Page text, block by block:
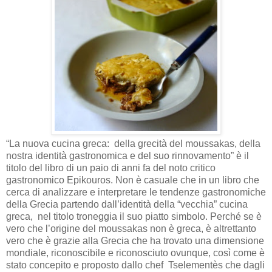
“La nuova cucina greca: della grecità del moussakas, della
nostra identità gastronomica e del suo rinnovamento” è il
titolo del libro di un paio di anni fa del noto critico
gastronomico Epikouros. Non è casuale che in un libro che
cerca di analizzare e interpretare le tendenze gastronomiche
della Grecia partendo dall’identità della “vecchia” cucina
greca, nel titolo troneggia il suo piatto simbolo. Perché se è
vero che l’origine del moussakas non è greca, è altrettanto
vero che è grazie alla Grecia che ha trovato una dimensione
mondiale, riconoscibile e riconosciuto ovunque, così come è
stato concepito e proposto dallo chef Tselementès che dagli